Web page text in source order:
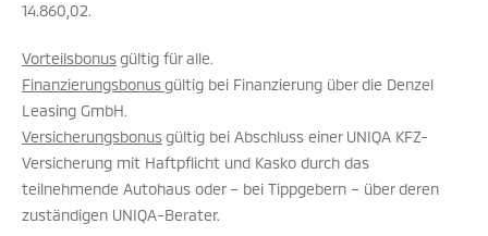
14.860,02.
Vorteilsbonusgültig für alle.
Finanzierungsbonusgültig bei Finanzierung über die Denzel
Leasing GmbH.
Versicherungsbonusgültig bei Abschluss einer UNIQA KFZ-
Versicherung mit Haftpflicht und Kasko durch das
teilnehmende Autohaus oder – bei Tippgebern – über deren
zuständigen UNIQA-Berater.